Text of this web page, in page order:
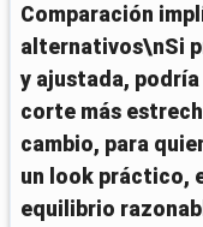
Comparación
alternativos\nSi
y ajustada,
corte más
cambio, para
un look práctico,
equilibrio